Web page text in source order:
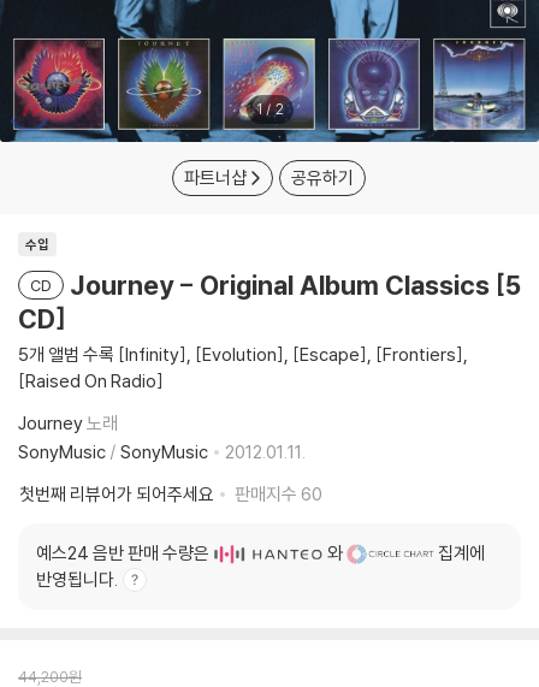
1/2
파트너샵 공유하기
수입
CD
Journey - Original Album Classics [5
CD]
5개 앨범 수록 [Infinity], [Evolution], [Escape], [Frontiers],
[Raised On Radio]
Journey노래
SonyMusic / SonyMusic
2012.01.11.
첫번째 리뷰어가 되어주세요
판매지수 60
예스24 음반 판매 수량은 와
집계에
반영됩니다.
44,200원